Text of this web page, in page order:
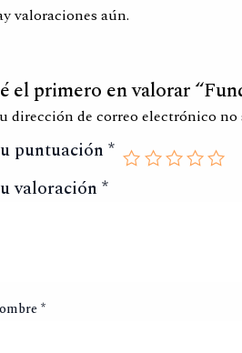
valoraciones aún.
el primero en valorar
dirección de correo electrónico no
puntuación *
valoración *
*